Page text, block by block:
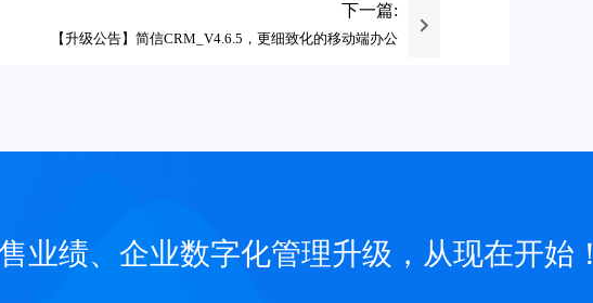
下一篇:
【升级公告】简信CRM_V4.6.5，更细致化的移动端办公
业绩、企业数字化管理升级，从现在开始！